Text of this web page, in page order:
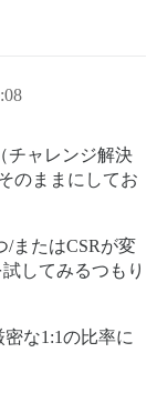
（チャレンジ解決
のままにしてお
/またはCSRが変
してみるつもり
な1:1の比率に